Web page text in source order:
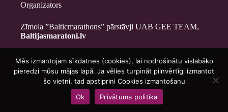
Organizators
Zīmola ”Balticmarathons” pārstāvji UAB GEE TEAM,
Baltijasmaratoni.lv
Kontakti
Par mums
Brīvprātīgajiem
Privātuma politika
Copyright © 2026 - Baltijasmaratoni.lv
Mēs izmantojam sīkdatnes (cookies), lai nodrošinātu vislabāko
pieredzi mūsu mājas lapā. Ja vēlies turpināt pilnvērtīgi izmantot
šo vietni, tad apstiprini Cookies izmantošanu
Ok
Privātuma politika